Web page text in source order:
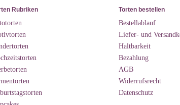
Rubriken Torten bestellen
Bestellablauf
Liefer- und
Haltbarkeit
Bezahlung
AGB
Widerrufsrecht
Datenschutz